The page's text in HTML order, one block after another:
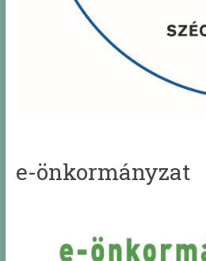
e-önkormányzat